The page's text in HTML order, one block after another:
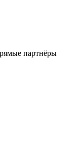
партнёры